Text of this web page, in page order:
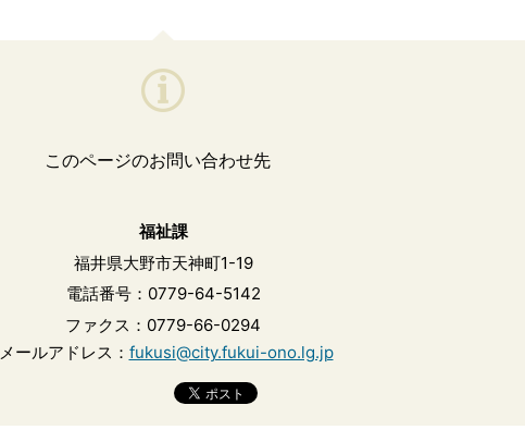
このページのお問い合わせ先
福祉課
福井県大野市天神町1-19
電話番号：0779-64-5142
ファクス：0779-66-0294
メールアドレス： fukusi@city.fukui-ono.lg.jp